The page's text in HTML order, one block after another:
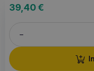
39,40€
–